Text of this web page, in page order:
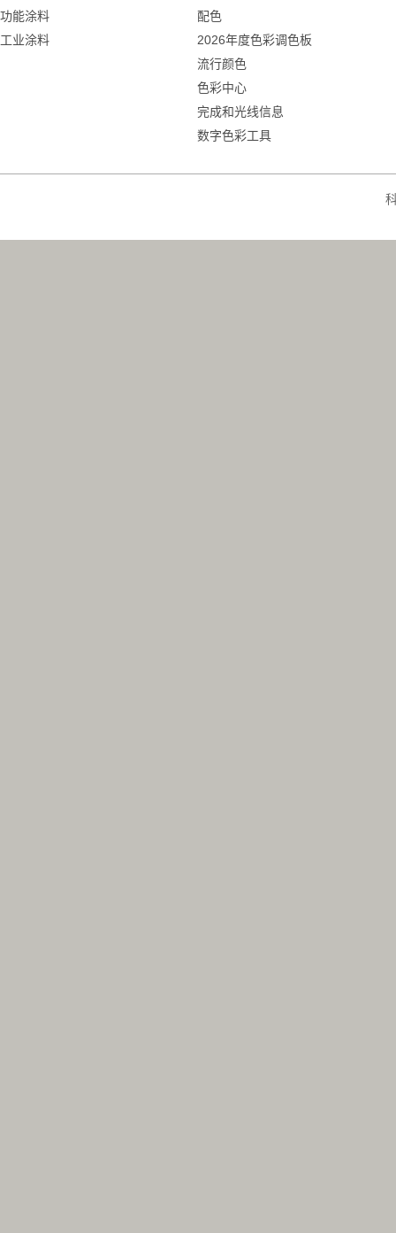
功能涂料
工业涂料
配色
2026年度色彩调色板
流行颜色
色彩中心
完成和光线信息
数字色彩工具